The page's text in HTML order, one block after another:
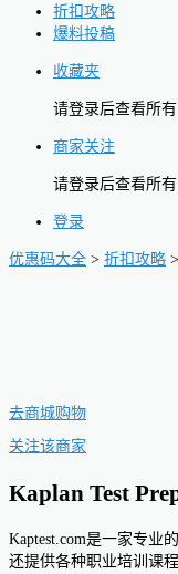
折扣攻略
爆料投稿
收藏夹
请登录后查看所
商家关注
请登录后查看所
登录
优惠码大全 > 折扣攻略 >
去商城购物
关注该商家
Kaplan Test
Kaptest.com是一家专业
还提供各种职业培训课